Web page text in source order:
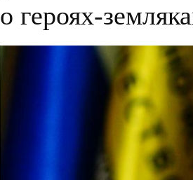
о героях-